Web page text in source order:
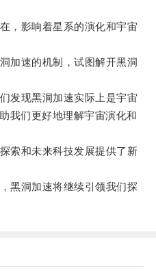
影响着星系的演化和宇宙
速的机制，试图解开黑洞
现黑洞加速实际上是宇宙
我们更好地理解宇宙演化和
和未来科技发展提供了新
洞加速将继续引领我们探